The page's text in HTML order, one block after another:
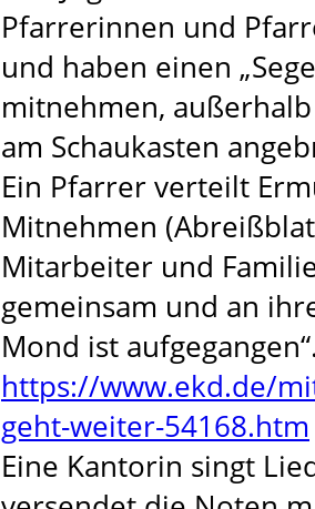
Pfarrerinnen und
und haben einen
mitnehmen,
am Schaukasten
Ein Pfarrer verteilt
Mitnehmen
Mitarbeiter und
gemeinsam und an
Mond ist
https://www.ekd.de/
geht-weiter-54168.htm
Eine Kantorin singt